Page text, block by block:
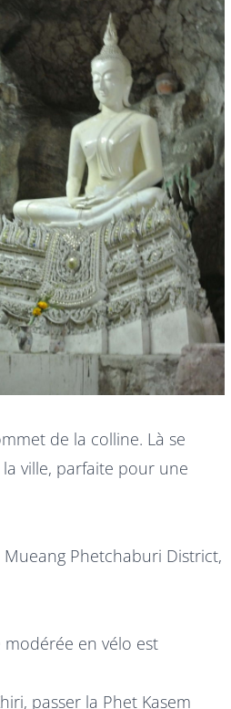
de la colline. Là se
ville, parfaite pour une
Mueang Phetchaburi District,
en vélo est
passer la Phet Kasem